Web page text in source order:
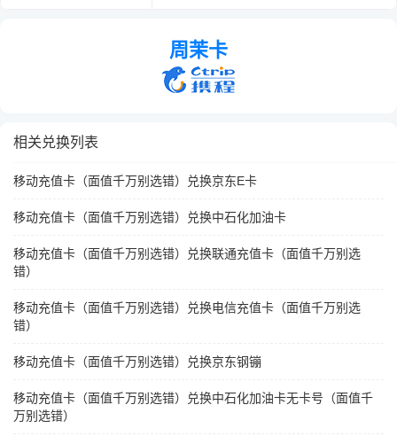
周茉卡
相关兑换列表
移动充值卡（面值千万别选错）兑换京东E卡
移动充值卡（面值千万别选错）兑换中石化加油卡
移动充值卡（面值千万别选错）兑换联通充值卡（面值千万别选
错）
移动充值卡（面值千万别选错）兑换电信充值卡（面值千万别选
错）
移动充值卡（面值千万别选错）兑换京东钢镚
移动充值卡（面值千万别选错）兑换中石化加油卡无卡号（面值千
万别选错）